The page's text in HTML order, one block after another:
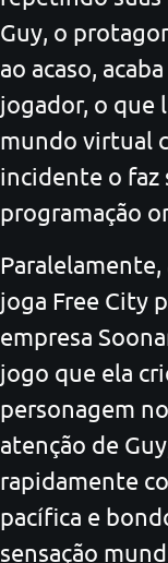
Guy, o
ao acaso,
jogador, o que
mundo virtual
incidente o faz
programação
joga Free City
empresa
jogo que ela
personagem
atenção de
rapidamente
pacífica e
sensação